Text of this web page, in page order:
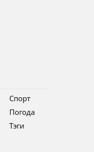
Спорт
Погода
Тэги